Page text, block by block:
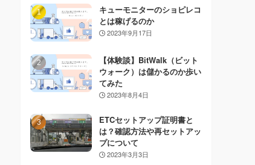
キューモニターのショピレコ
とは稼げるのか
2023年9月17日
【体験談】BitWalk（ビット
ウォーク）は儲かるのか歩い
てみた
2023年8月4日
ETCセットアップ証明書と
は？確認方法や再セットアッ
プについて
2023年3月3日